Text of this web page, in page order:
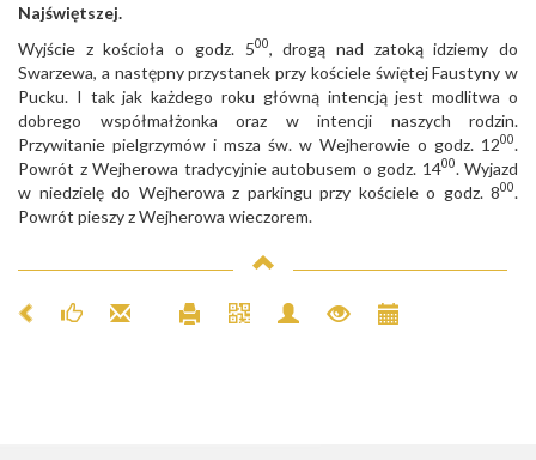
Najświętszej.
Wyjście z kościoła o godz. 500, drogą nad zatoką idziemy do
Swarzewa, a następny przystanek przy kościele świętej Faustyny w
Pucku. I tak jak każdego roku główną intencją jest modlitwa o
dobrego współmałżonka oraz w intencji naszych rodzin.
Przywitanie pielgrzymów i msza św. w Wejherowie o godz. 1200.
Powrót z Wejherowa tradycyjnie autobusem o godz. 1400. Wyjazd
w niedzielę do Wejherowa z parkingu przy kościele o godz. 800.
Powrót pieszy z Wejherowa wieczorem.